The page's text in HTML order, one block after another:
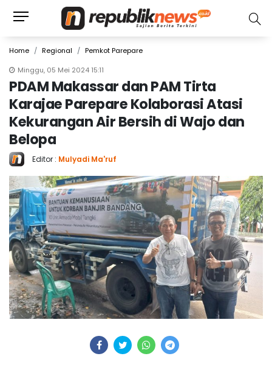
Home Regional
Pemkot Parepare
Minggu, 05 Mei 2024 15:11
PDAM Makassar dan PAM Tirta
Karajae Parepare Kolaborasi Atasi
Kekurangan Air Bersih di Wajo dan
Belopa
Editor : Mulyadi Ma'ruf